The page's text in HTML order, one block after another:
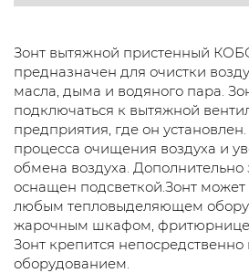
Зонт вытяжной пристенный
предназначен для очистки
масла, дыма и водяного пара.
подключаться к вытяжной
предприятия, где он
процесса очищения воздуха и
обмена воздуха. Дополнительно
оснащен подсветкой.Зонт
любым тепловыделяющем
жарочным шкафом,
Зонт крепится непосредственно
оборудованием.